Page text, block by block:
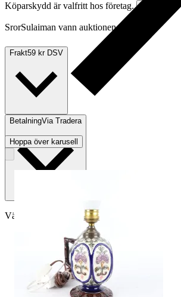
Köparskydd är valfritt hos företag.
SrorSulaiman vann auktionen
Frakt59 kr DSV
BetalningVia Tradera
Välj till köparskydd
Hoppa över karusell